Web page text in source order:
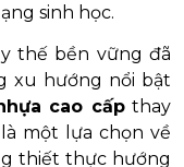
sinh học.
thế bền vững đã
xu hướng nổi bật
cao cấpthay
một lựa chọn về
thiết thực hướng